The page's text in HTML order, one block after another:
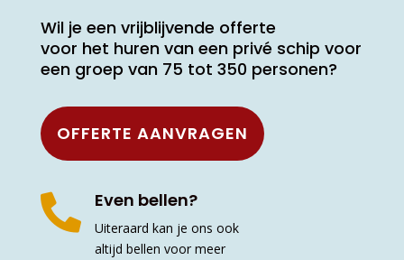
Wil je een vrijblijvende offerte
voor het huren van een privé schip voor
een groep van 75 tot 350 personen?
OFFERTE AANVRAGEN
 Even bellen?
Uiteraard kan je ons ook
altijd bellen voor meer